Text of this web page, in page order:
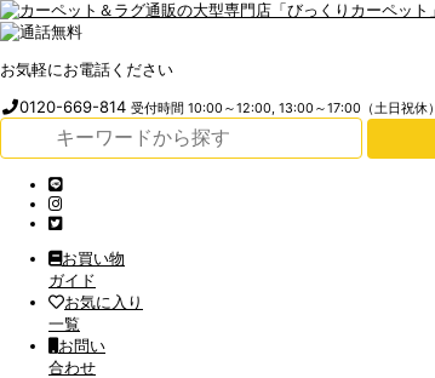
お気軽にお電話ください
0120-669-814受付時間 10:00～12:00, 13:00～17:00（土日祝休）
お買い物
ガイド
お気に入り
一覧
お問い
合わせ